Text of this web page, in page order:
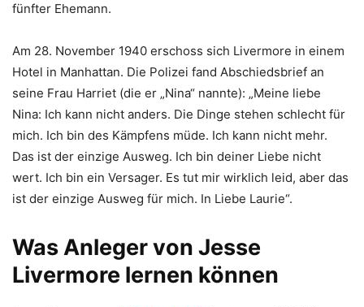
fünfter Ehemann.
Am 28. November 1940 erschoss sich Livermore in einem
Hotel in Manhattan. Die Polizei fand Abschiedsbrief an
seine Frau Harriet (die er „Nina“ nannte): „Meine liebe
Nina: Ich kann nicht anders. Die Dinge stehen schlecht für
mich. Ich bin des Kämpfens müde. Ich kann nicht mehr.
Das ist der einzige Ausweg. Ich bin deiner Liebe nicht
wert. Ich bin ein Versager. Es tut mir wirklich leid, aber das
ist der einzige Ausweg für mich. In Liebe Laurie“.
Was Anleger von Jesse
Livermore lernen können